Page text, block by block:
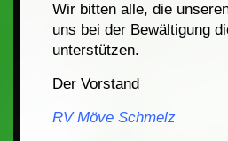
Wir bitten alle, die
uns bei der Bewältigung
unterstützen.
Der Vorstand
RV Möve Schmelz